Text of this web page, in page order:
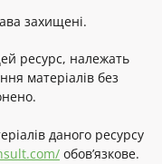
захищені.
ресурс, належать
матеріалів без
даного ресурсу
обов’язкове.